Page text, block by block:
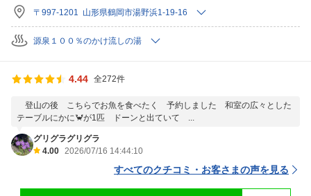
〒997-1201 山形県鶴岡市湯野浜1-19-16
源泉１００％のかけ流しの湯
4.44 全272件
登山の後 こちらでお魚を食べたく 予約しました 和室の広々とした
テーブルにかに🦀が1匹 ドーンと出ていて ...
グリグラグリグラ
4.00 2026/07/16 14:44:10
すべてのクチコミ・お客さまの声を見る